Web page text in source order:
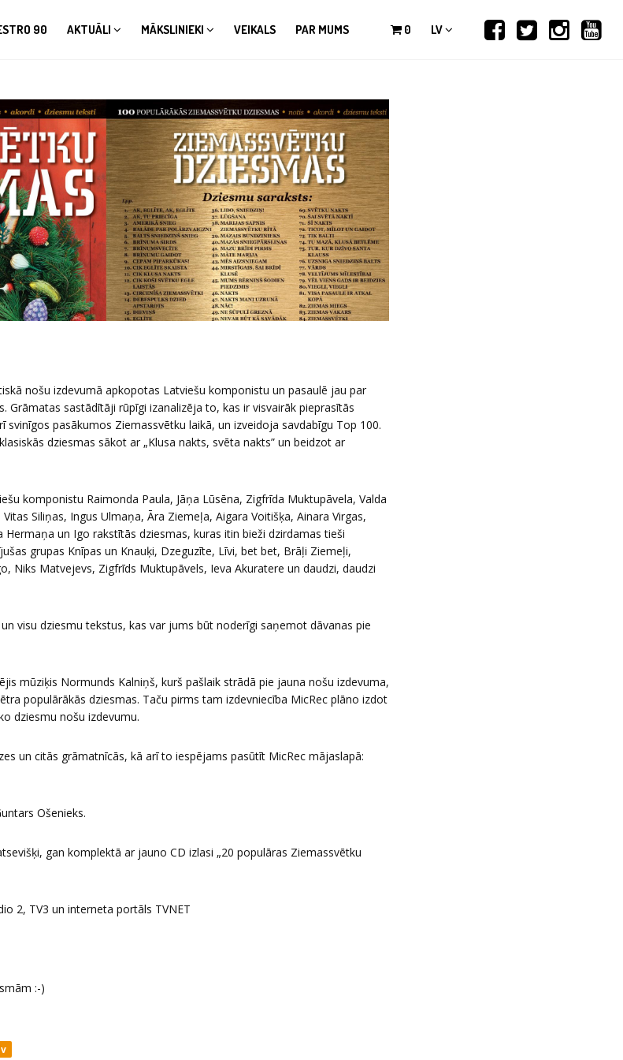
90 AKTUĀLI MĀKSLINIEKI VEIKALS PAR MUMS 0 LV
nošu izdevumā apkopotas Latviešu komponistu un pasaulē jau par
Grāmatas sastādītāji rūpīgi izanalizēja to, kas ir visvairāk pieprasītās
pasākumos Ziemassvētku laikā, un izveidoja savdabīgu Top 100.
dziesmas sākot ar „Klusa nakts, svēta nakts” un beidzot ar
komponistu Raimonda Paula, Jāņa Lūsēna, Zigfrīda Muktupāvela, Valda
Siliņas, Ingus Ulmaņa, Āra Ziemeļa, Aigara Voitišķa, Ainara Virgas,
un Igo rakstītās dziesmas, kuras itin bieži dzirdamas tieši
grupas Knīpas un Knauķi, Dzeguzīte, Līvi, bet bet, Brāļi Ziemeļi,
Niks Matvejevs, Zigfrīds Muktupāvels, Ieva Akuratere un daudzi, daudzi
visu dziesmu tekstus, kas var jums būt noderīgi saņemot dāvanas pie
mūziķis Normunds Kalniņš, kurš pašlaik strādā pie jauna nošu izdevuma,
populārākās dziesmas. Taču pirms tam izdevniecība MicRec plāno izdot
dziesmu nošu izdevumu.
un citās grāmatnīcās, kā arī to iespējams pasūtīt MicRec mājaslapā:
Ošenieks.
gan komplektā ar jauno CD izlasi „20 populāras Ziemassvētku
2, TV3 un interneta portāls TVNET
:-)